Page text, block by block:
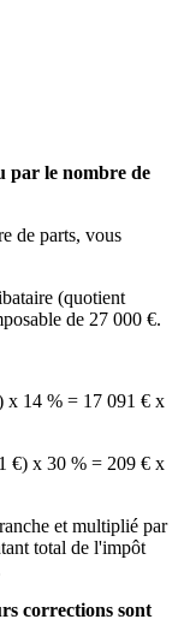
par le nombre de
de parts, vous
(quotient
de 27 000 €.
x 14 % = 17 091 € x
€) x 30 % = 209 € x
et multiplié par
total de l'impôt
corrections sont